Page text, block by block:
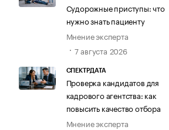
Судорожные приступы: что
нужно знать пациенту
Мнение эксперта
7 августа 2026
СПЕКТРДАТА
Проверка кандидатов для
кадрового агентства: как
повысить качество отбора
Мнение эксперта